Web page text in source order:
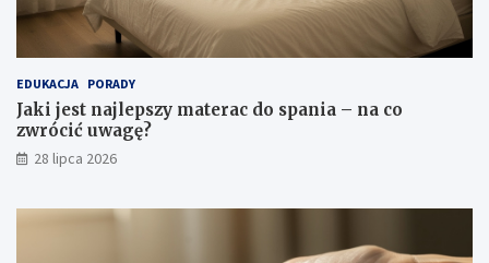
EDUKACJA PORADY
Jaki jest najlepszy materac do spania – na co
zwrócić uwagę?
28 lipca 2026